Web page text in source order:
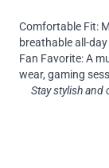
Comfortable Fit:
breathable all-
Fan Favorite: A
wear, gaming
Stay stylish